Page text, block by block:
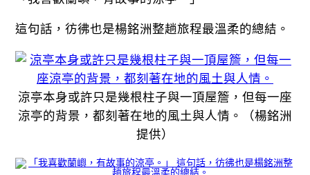
這句話，彷彿也是楊銘洲整趟旅程最溫柔的總結。
涼亭本身或許只是幾根柱子與一頂屋簷，但每一座
涼亭的背景，都刻著在地的風土與人情。（楊銘洲
提供）